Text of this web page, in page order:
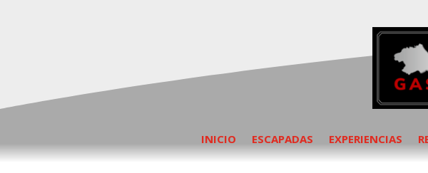
INICIO ESCAPADAS EXPERIENCIAS